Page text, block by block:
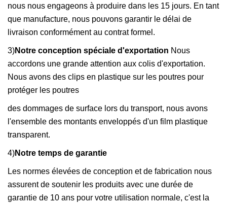
nous nous engageons à produire dans les 15 jours. En tant
que manufacture, nous pouvons garantir le délai de
livraison conformément au contrat formel.
3)Notre conception spéciale d'exportation Nous
accordons une grande attention aux colis d'exportation.
Nous avons des clips en plastique sur les poutres pour
protéger les poutres
des dommages de surface lors du transport, nous avons
l'ensemble des montants enveloppés d'un film plastique
transparent.
4)Notre temps de garantie
Les normes élevées de conception et de fabrication nous
assurent de soutenir les produits avec une durée de
garantie de 10 ans pour votre utilisation normale, c'est la